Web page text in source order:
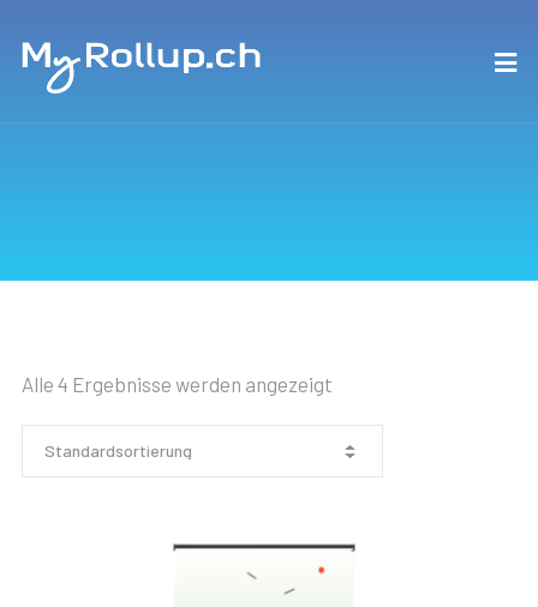
Alle 4 Ergebnisse werden angezeigt